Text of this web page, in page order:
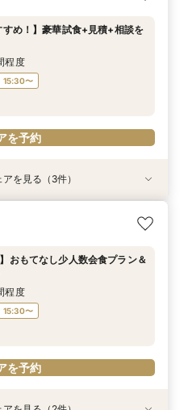
付グ診断＆お料理試食フェア
すめ！】豪華試食+見積+相談を
程度
15:30〜
を予約
ニティでも安心♪ソファでゆっ
相談会
談会】結婚式準備が丸わか
付
挙式】所要90分の相談会★お
！試着体験付き♪
を見る（3件）
】おもてなし少人数会食プラン＆
程度
15:30〜
を予約